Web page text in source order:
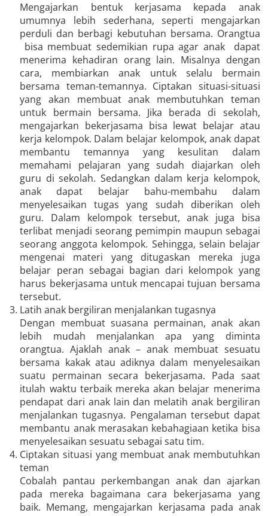
Mengajarkan bentuk kerjasama kepada anak
umumnya lebih sederhana, seperti mengajarkan
perduli dan berbagi kebutuhan bersama. Orangtua
bisa membuat sedemikian rupa agar anak dapat
menerima kehadiran orang lain. Misalnya dengan
cara, membiarkan anak untuk selalu bermain
bersama teman-temannya. Ciptakan situasi-situasi
yang akan membuat anak membutuhkan teman
untuk bermain bersama. Jika berada di sekolah,
mengajarkan bekerjasama bisa lewat belajar atau
kerja kelompok. Dalam belajar kelompok, anak dapat
membantu temannya yang kesulitan dalam
memahami pelajaran yang sudah diajarkan oleh
guru di sekolah. Sedangkan dalam kerja kelompok,
anak dapat belajar bahu-membahu dalam
menyelesaikan tugas yang sudah diberikan oleh
guru. Dalam kelompok tersebut, anak juga bisa
terlibat menjadi seorang pemimpin maupun sebagai
seorang anggota kelompok. Sehingga, selain belajar
mengenai materi yang ditugaskan mereka juga
belajar peran sebagai bagian dari kelompok yang
harus bekerjasama untuk mencapai tujuan bersama
tersebut.
Latih anak bergiliran menjalankan tugasnya
Dengan membuat suasana permainan, anak akan
lebih mudah menjalankan apa yang diminta
orangtua. Ajaklah anak – anak membuat sesuatu
bersama kakak atau adiknya dalam menyelesaikan
suatu permainan secara bekerjasama. Pada saat
itulah waktu terbaik mereka akan belajar menerima
pendapat dari anak lain dan melatih anak bergiliran
menjalankan tugasnya. Pengalaman tersebut dapat
membantu anak merasakan kebahagiaan ketika bisa
menyelesaikan sesuatu sebagai satu tim.
Ciptakan situasi yang membuat anak membutuhkan
teman
Cobalah pantau perkembangan anak dan ajarkan
pada mereka bagaimana cara bekerjasama yang
baik. Memang, mengajarkan kerjasama pada anak